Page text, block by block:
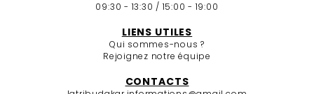
09:30 - 13:30 / 15:00 - 19:00
LIENS UTILES
Qui sommes-nous ?
Rejoignez notre équipe
CONTACTS